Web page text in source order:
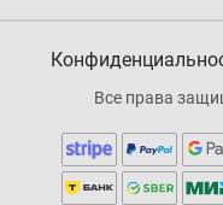
Все права